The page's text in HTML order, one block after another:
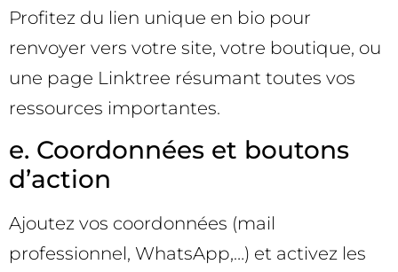
Profitez du lien unique en bio pour
renvoyer vers votre site, votre boutique, ou
une page Linktree résumant toutes vos
ressources importantes.
e. Coordonnées et boutons
d’action
Ajoutez vos coordonnées (mail
professionnel, WhatsApp,…) et activez les